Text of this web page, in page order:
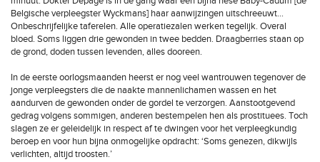
Belgische verpleegster Wyckmans] haar aanwijzingen uitschreeuwt…
Onbeschrijfelijke taferelen. Alle operatiezalen werken tegelijk. Overal
bloed. Soms liggen drie gewonden in twee bedden. Draagberries staan op
de grond, doden tussen levenden, alles dooreen.
In de eerste oorlogsmaanden heerst er nog veel wantrouwen tegenover de
jonge verpleegsters die de naakte mannenlichamen wassen en het
aandurven de gewonden onder de gordel te verzorgen. Aanstootgevend
gedrag volgens sommigen, anderen bestempelen hen als prostituees. Toch
slagen ze er geleidelijk in respect af te dwingen voor het verpleegkundig
beroep en voor hun bijna onmogelijke opdracht: ‘Soms genezen, dikwijls
verlichten, altijd troosten.’